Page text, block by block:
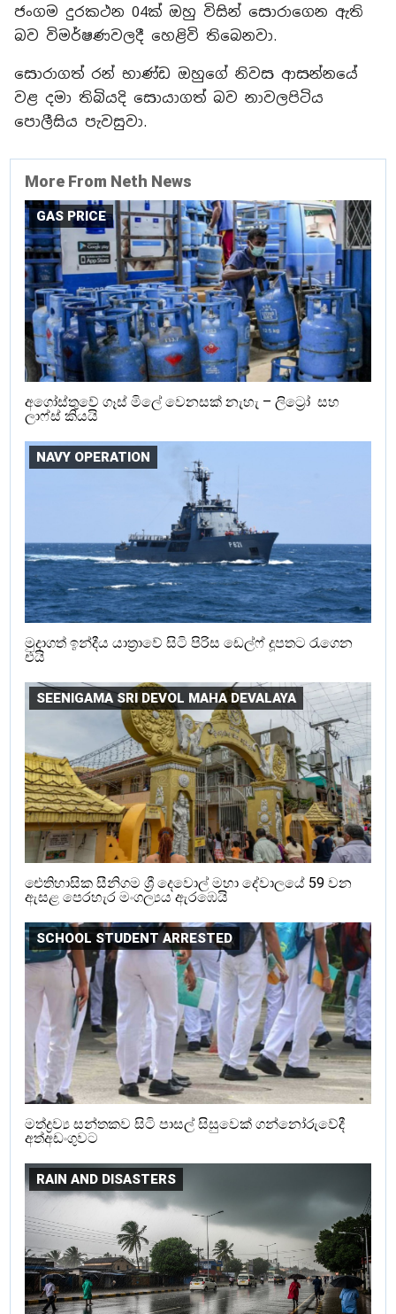
ජංගම දුරකථන 04ක් ඔහු විසින් සොරාගෙන ඇති
බව විමර්ෂණවලදී හෙළිවි තිබෙනවා.
සොරාගත් රන් භාණ්ඩ ඔහුගේ නිවස ආසන්නයේ
වළ දමා තිබියදි සොයාගත් බව නාවලපිටිය
පොලීසිය පැවසුවා.
More From Neth News
GAS PRICE
අගෝස්තුවේ ගෑස් මිලේ වෙනසක් නැහැ – ලිට්‍රෝ සහ
ලාෆ්ස් කියයි
NAVY OPERATION
මුදාගත් ඉන්දීය යාත්‍රාවේ සිටි පිරිස ඩෙල්ෆ් දූපතට රැගෙන
එයි
SEENIGAMA SRI DEVOL MAHA DEVALAYA
ඓතිහාසික සීනිගම ශ්‍රී දෙවොල් මහා දේවාලයේ 59 වන
ඇසළ පෙරහැර මංගල්‍යය ඇරඹෙයි
SCHOOL STUDENT ARRESTED
මත්ද්‍රව්‍ය සන්තකව සිටි පාසල් සිසුවෙක් ගන්නෝරුවේදී
අත්අඩංගුවට
RAIN AND DISASTERS